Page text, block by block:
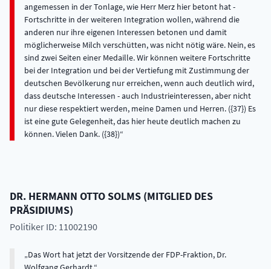
DR. HERMANN OTTOSOLMS (MITGLIED DES
PRÄSIDIUMS)
Politiker ID: 11002190
Das Wort hat jetzt der Vorsitzende der FDP-Fraktion, Dr.